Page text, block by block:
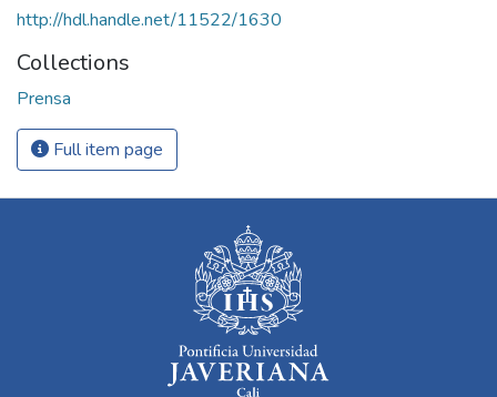
http://hdl.handle.net/11522/1630
Collections
Prensa
Full item page